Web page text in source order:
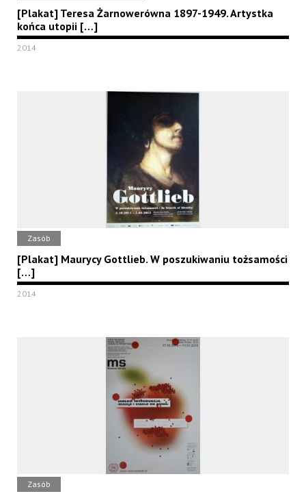
[Plakat] Teresa Żarnowerówna 1897-1949. Artystka
końca utopii […]
2014
Zasób
[Plakat] Maurycy Gottlieb. W poszukiwaniu tożsamości
[…]
2014
Zasób